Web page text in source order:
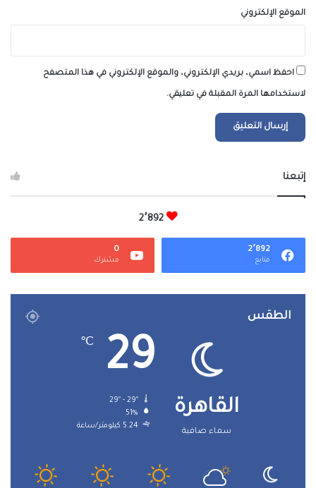
الموقع الإلكتروني
احفظ اسمي، بريدي الإلكتروني، والموقع الإلكتروني في هذا المتصفح
لاستخدامها المرة المقبلة في تعليقي.
إتبعنا
2٬892
2٬892
متابع
0
مشترك
الطقس
القاهرة
سماء صافية
29
℃
51%
5.24 كيلومتر/ساعة